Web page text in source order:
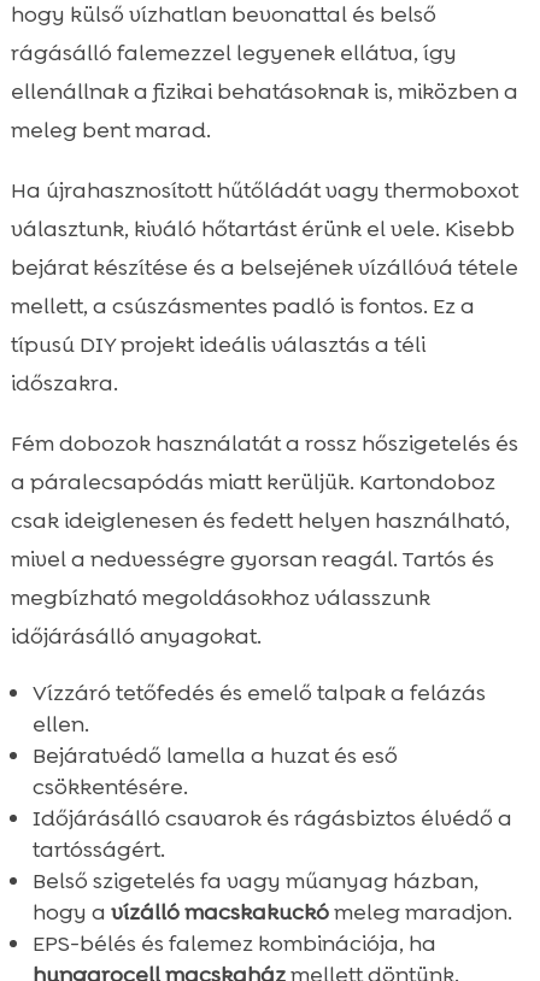
hogy külső vízhatlan bevonattal és belső
rágásálló falemezzel legyenek ellátva, így
ellenállnak a fizikai behatásoknak is, miközben a
meleg bent marad.
Ha újrahasznosított hűtőládát vagy thermoboxot
választunk, kiváló hőtartást érünk el vele. Kisebb
bejárat készítése és a belsejének vízállóvá tétele
mellett, a csúszásmentes padló is fontos. Ez a
típusú DIY projekt ideális választás a téli
időszakra.
Fém dobozok használatát a rossz hőszigetelés és
a páralecsapódás miatt kerüljük. Kartondoboz
csak ideiglenesen és fedett helyen használható,
mivel a nedvességre gyorsan reagál. Tartós és
megbízható megoldásokhoz válasszunk
időjárásálló anyagokat.
Vízzáró tetőfedés és emelő talpak a felázás
ellen.
Bejáratvédő lamella a huzat és eső
csökkentésére.
Időjárásálló csavarok és rágásbiztos élvédő a
tartósságért.
Belső szigetelés fa vagy műanyag házban,
hogy a vízálló macskakuckómeleg maradjon.
EPS-bélés és falemez kombinációja, ha